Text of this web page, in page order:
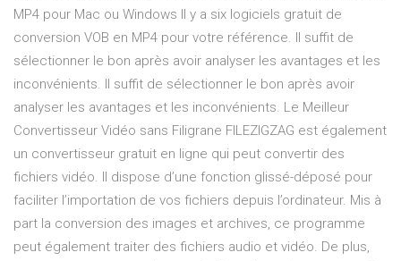
MP4 pour Mac ou Windows Il y a six logiciels gratuit de
conversion VOB en MP4 pour votre référence. Il suffit de
sélectionner le bon après avoir analyser les avantages et les
inconvénients. Il suffit de sélectionner le bon après avoir
analyser les avantages et les inconvénients. Le Meilleur
Convertisseur Vidéo sans Filigrane FILEZIGZAG est également
un convertisseur gratuit en ligne qui peut convertir des
fichiers vidéo. Il dispose d’une fonction glissé-déposé pour
faciliter l’importation de vos fichiers depuis l’ordinateur. Mis à
part la conversion des images et archives, ce programme
peut également traiter des fichiers audio et vidéo. De plus,